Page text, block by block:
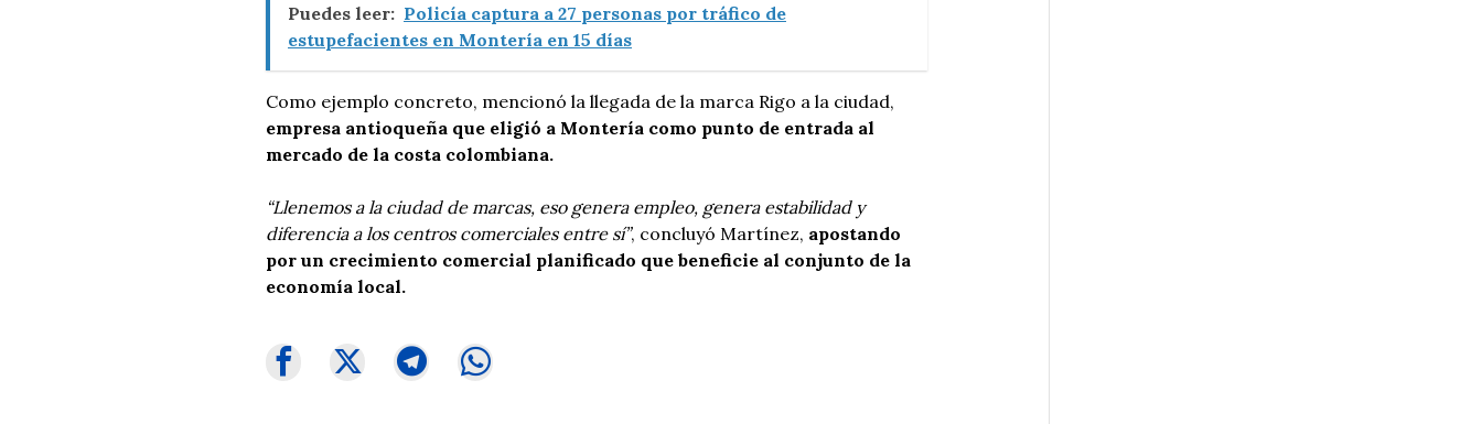
Puedes leer: Policía captura a 27 personas por tráfico de
estupefacientes en Montería en 15 días
Como ejemplo concreto, mencionó la llegada de la marca Rigo a la ciudad,
empresa antioqueña que eligió a Montería como punto de entrada al
mercado de la costa colombiana.
“Llenemos a la ciudad de marcas, eso genera empleo, genera estabilidad y
diferencia a los centros comerciales entre sí”, concluyó Martínez, apostando
por un crecimiento comercial planificado que beneficie al conjunto de la
economía local.